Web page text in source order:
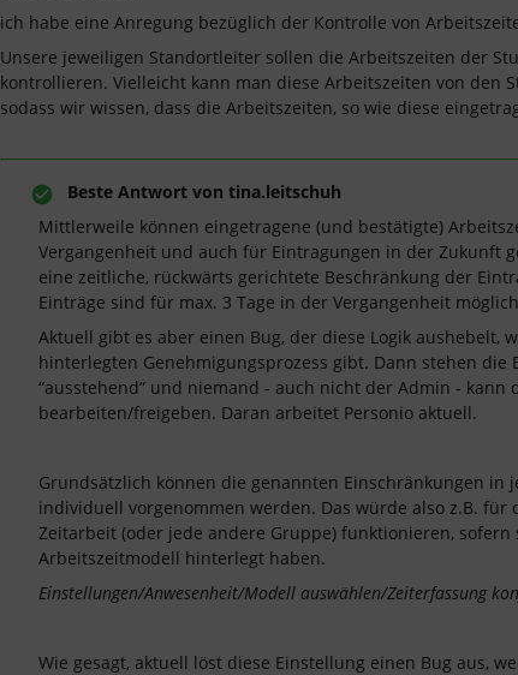
ich habe eine Anregung bezüglich der Kontrolle von
Unsere jeweiligen Standortleiter sollen die Arbeitszeiten der
kontrollieren. Vielleicht kann man diese Arbeitszeiten von den
sodass wir wissen, dass die Arbeitszeiten, so wie diese
Beste Antwort von tina.leitschuh
Mittlerweile können eingetragene (und bestätigte)
Vergangenheit und auch für Eintragungen in der Zukunft
eine zeitliche, rückwärts gerichtete Beschränkung der
Einträge sind für max. 3 Tage in der Vergangenheit
Aktuell gibt es aber einen Bug, der diese Logik aushebelt,
hinterlegten Genehmigungsprozess gibt. Dann stehen die
“ausstehend” und niemand - auch nicht der Admin - kann
bearbeiten/freigeben. Daran arbeitet Personio aktuell.
Grundsätzlich können die genannten Einschränkungen in
individuell vorgenommen werden. Das würde also z.B. für
Zeitarbeit (oder jede andere Gruppe) funktionieren, sofern
Arbeitszeitmodell hinterlegt haben.
Einstellungen/Anwesenheit/Modell auswählen/Zeiterfassung
Wie gesagt, aktuell löst diese Einstellung einen Bug aus,